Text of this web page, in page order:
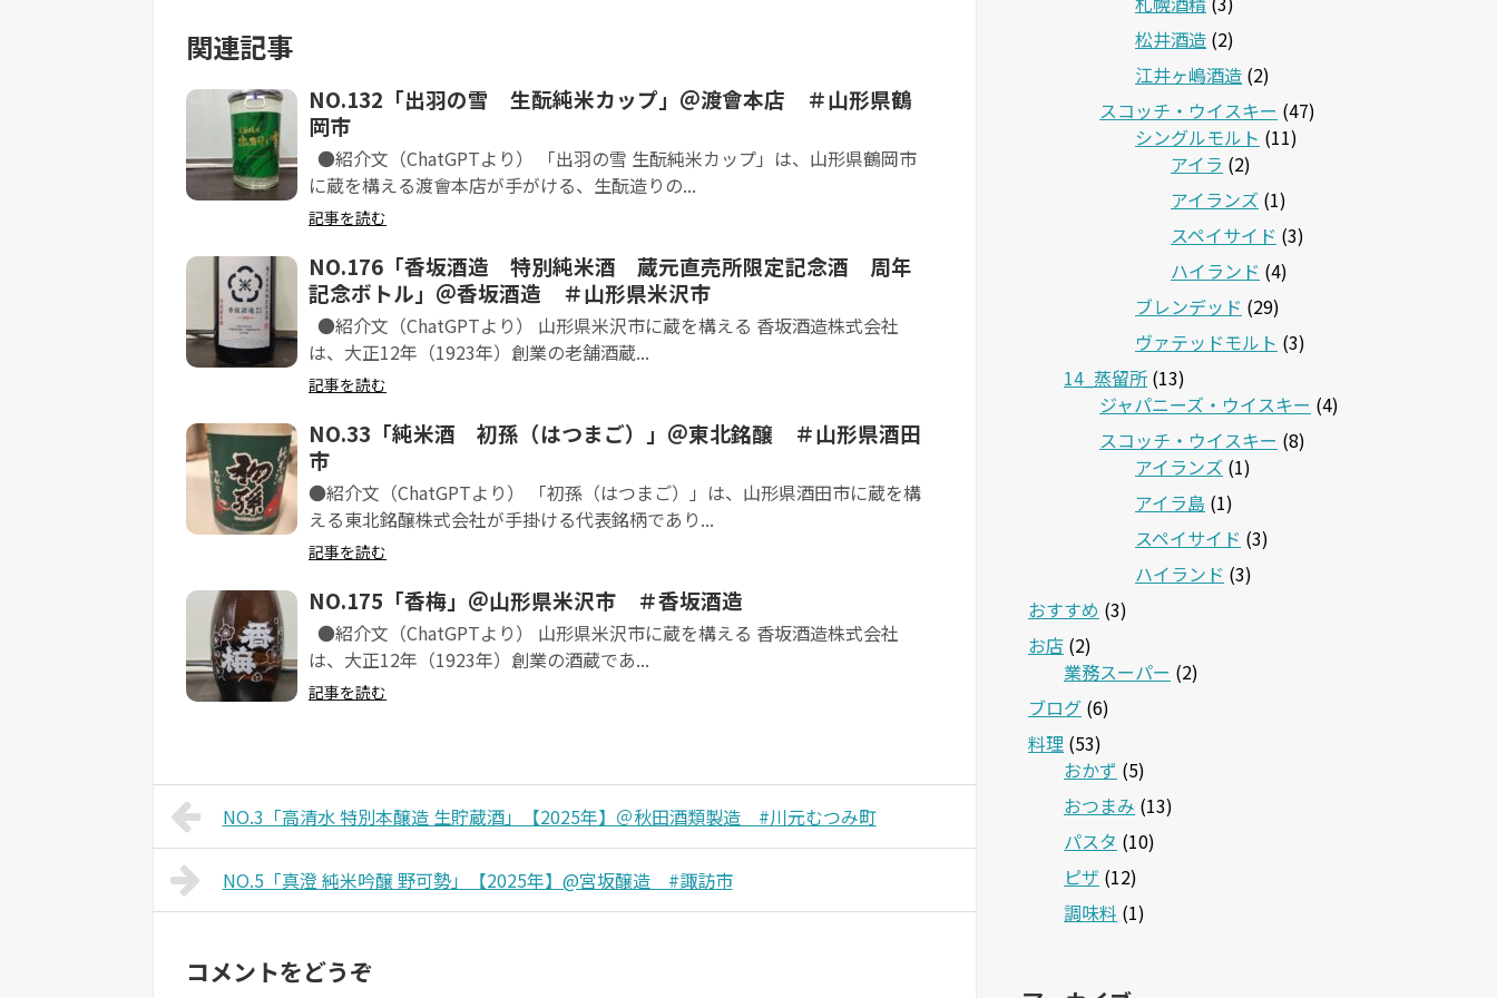
関連記事
NO.132「出羽の雪 生酛純米カップ」＠渡會本店 ＃山形県鶴
岡市
●紹介文（ChatGPTより） 「出羽の雪 生酛純米カップ」は、山形県鶴岡市
に蔵を構える渡會本店が手がける、生酛造りの...
記事を読む
NO.176「香坂酒造 特別純米酒 蔵元直売所限定記念酒 周年
記念ボトル」＠香坂酒造 ＃山形県米沢市
●紹介文（ChatGPTより） 山形県米沢市に蔵を構える 香坂酒造株式会社
は、大正12年（1923年）創業の老舗酒蔵...
記事を読む
NO.33「純米酒 初孫（はつまご）」＠東北銘醸 ＃山形県酒田
市
●紹介文（ChatGPTより） 「初孫（はつまご）」は、山形県酒田市に蔵を構
える東北銘醸株式会社が手掛ける代表銘柄であり...
記事を読む
NO.175「香梅」＠山形県米沢市 ＃香坂酒造
●紹介文（ChatGPTより） 山形県米沢市に蔵を構える 香坂酒造株式会社
は、大正12年（1923年）創業の酒蔵であ...
記事を読む
NO.3「高清水 特別本醸造 生貯蔵酒」【2025年】＠秋田酒類製造 #川元むつみ町
NO.5「真澄 純米吟醸 野可勢」【2025年】@宮坂醸造 #諏訪市
コメントをどうぞ
松井酒造 (2)
江井ヶ嶋酒造 (2)
スコッチ・ウイスキー (47)
シングルモルト (11)
アイラ (2)
アイランズ (1)
スペイサイド (3)
ハイランド (4)
ブレンデッド (29)
ヴァテッドモルト (3)
14_蒸留所 (13)
ジャパニーズ・ウイスキー (4)
スコッチ・ウイスキー (8)
アイランズ (1)
アイラ島 (1)
スペイサイド (3)
ハイランド (3)
おすすめ (3)
お店 (2)
業務スーパー (2)
ブログ (6)
料理 (53)
おかず (5)
おつまみ (13)
パスタ (10)
ピザ (12)
調味料 (1)